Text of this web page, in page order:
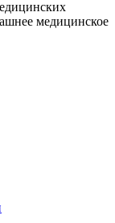
медицинское